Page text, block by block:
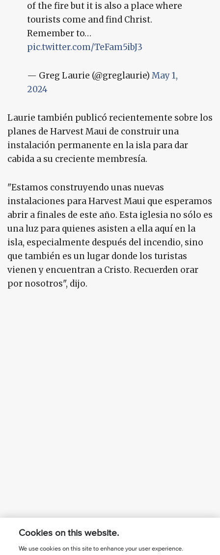
of the fire but it is also a place where
tourists come and find Christ.
Remember to…
pic.twitter.com/TeFam5ibJ3
— Greg Laurie (@greglaurie) May 1,
2024
Laurie también publicó recientemente sobre los
planes de Harvest Maui de construir una
instalación permanente en la isla para dar
cabida a su creciente membresía.
"Estamos construyendo unas nuevas
instalaciones para Harvest Maui que esperamos
abrir a finales de este año. Esta iglesia no sólo es
una luz para quienes asisten a ella aquí en la
isla, especialmente después del incendio, sino
que también es un lugar donde los turistas
vienen y encuentran a Cristo. Recuerden orar
por nosotros", dijo.
Cookies on this website.
We use cookies on this site to enhance your user experience.